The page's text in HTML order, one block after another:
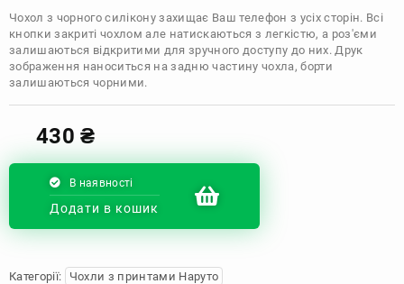
Чохол з чорного силікону захищає Ваш телефон з усіх сторін. Всі
кнопки закриті чохлом але натискаються з легкістю, а роз'єми
залишаються відкритими для зручного доступу до них. Друк
зображення наноситься на задню частину чохла, борти
залишаються чорними.
430₴
В наявності
Додати в кошик
Категорії: Чохли з принтами Наруто